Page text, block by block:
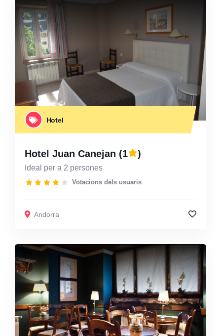
Hotel
Hotel Juan Canejan (1 )
Ideal per a 2 persones
Votacions dels usuaris
Andorra